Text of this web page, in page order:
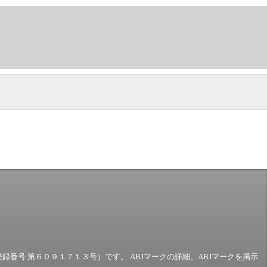
番号 第６０９１７１３号）です。 ABJマークの詳細、ABJマークを掲示